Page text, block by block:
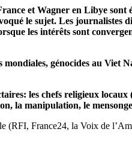
et Wagner en Libye
le sujet. Les journalistes
les intérêts sont
génocides au Viet
les chefs religieux locaux
la manipulation, le
(RFI, France24, la Voix de